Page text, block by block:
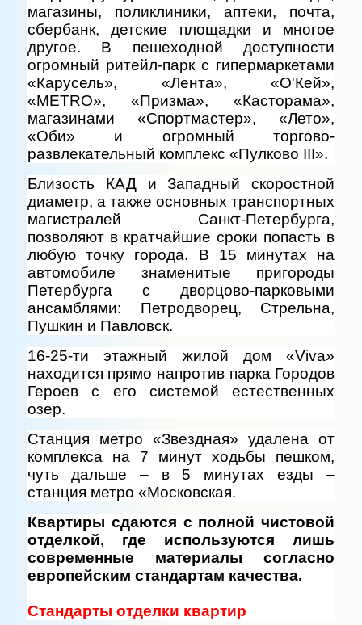
магазины, поликлиники, аптеки, почта,
сбербанк, детские площадки и многое
другое. В пешеходной доступности
огромный ритейл-парк с гипермаркетами
«Карусель», «Лента», «О'Кей»,
«METRO», «Призма», «Касторама»,
магазинами «Спортмастер», «Лето»,
«Оби» и огромный торгово-
развлекательный комплекс «Пулково III».
Близость КАД и Западный скоростной
диаметр, а также основных транспортных
магистралей Санкт-Петербурга,
позволяют в кратчайшие сроки попасть в
любую точку города. В 15 минутах на
автомобиле знаменитые пригороды
Петербурга с дворцово-парковыми
ансамблями: Петродворец, Стрельна,
Пушкин и Павловск.
16-25-ти этажный жилой дом «Viva»
находится прямо напротив парка Городов
Героев с его системой естественных
озер.
Станция метро «Звездная» удалена от
комплекса на 7 минут ходьбы пешком,
чуть дальше – в 5 минутах езды –
станция метро «Московская.
Квартиры сдаются с полной чистовой
отделкой, где используются лишь
современные материалы согласно
европейским стандартам качества.
Стандарты отделки квартир